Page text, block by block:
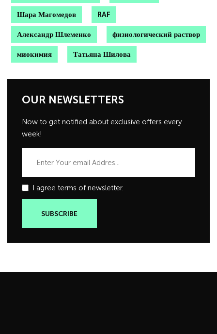
Шара Магомедов RAF
Александр Шлеменко физиологический раствор
миокимия Татьяна Шилова
OUR NEWSLETTERS
Now to get notified about exclusive offers every
week!
I agree terms of newsletter.